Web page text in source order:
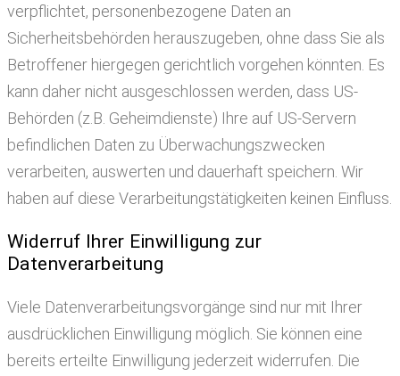
verpflichtet, personenbezogene Daten an
Sicherheitsbehörden herauszugeben, ohne dass Sie als
Betroffener hiergegen gerichtlich vorgehen könnten. Es
kann daher nicht ausgeschlossen werden, dass US-
Behörden (z.B. Geheimdienste) Ihre auf US-Servern
befindlichen Daten zu Überwachungszwecken
verarbeiten, auswerten und dauerhaft speichern. Wir
haben auf diese Verarbeitungstätigkeiten keinen Einfluss.
Widerruf Ihrer Einwilligung zur
Datenverarbeitung
Viele Datenverarbeitungsvorgänge sind nur mit Ihrer
ausdrücklichen Einwilligung möglich. Sie können eine
bereits erteilte Einwilligung jederzeit widerrufen. Die